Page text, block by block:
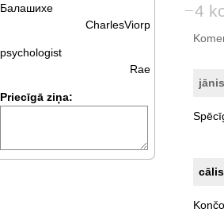
4
jānis
Балашихе
CharlesViorp
psychologist
Rae
Priecīgā ziņa: